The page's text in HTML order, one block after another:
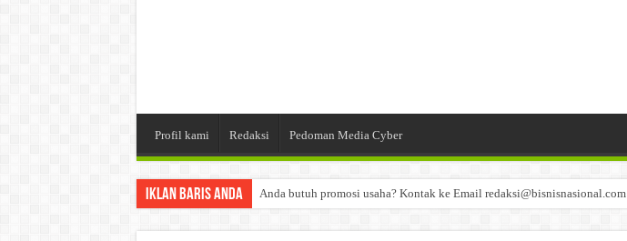
Profil kami Redaksi Pedoman Media Cyber
Iklan Baris Anda Anda butuh promosi usaha? Kontak ke Email redaksi@bisnisnasional.com